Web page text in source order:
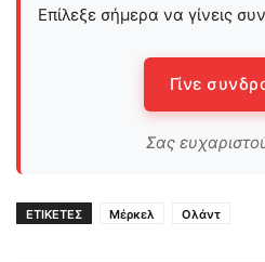
Επίλεξε σήμερα να γίνεις
Γίνε
Σας
ΕΤΙΚΕΤΕΣ Μέρκελ Ολάντ